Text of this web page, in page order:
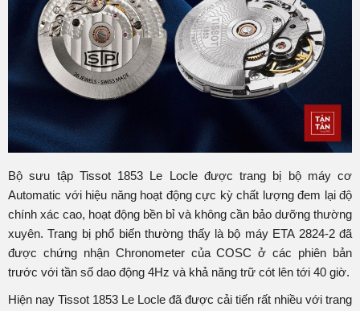
Bộ sưu tập Tissot 1853 Le Locle được trang bị bộ máy cơ
Automatic với hiệu năng hoạt động cực kỳ chất lượng đem lại độ
chính xác cao, hoạt động bền bỉ và không cần bảo dưỡng thường
xuyên. Trang bị phổ biến thường thấy là bộ máy ETA 2824-2 đã
được chứng nhận Chronometer của COSC ở các phiên bản
trước với tần số dao động 4Hz và khả năng trữ cót lên tới 40 giờ.
Hiện nay Tissot 1853 Le Locle đã được cải tiến rất nhiều với trang